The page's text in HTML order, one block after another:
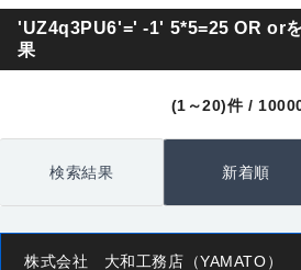
'UZ4q3PU6'=' -1' 5*5=25 OR or
果
(1～20)件 /
検索結果 新着順
株式会社 大和工務店（YAMATO）